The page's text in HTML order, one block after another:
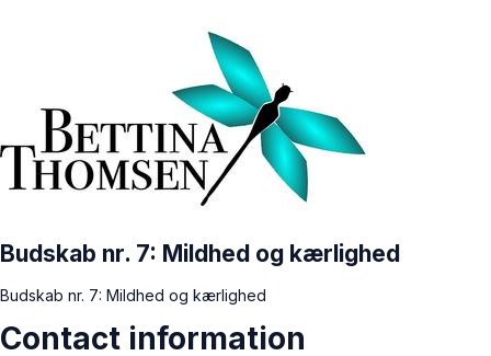
Budskab nr. 7: Mildhed og kærlighed
Budskab nr. 7: Mildhed og kærlighed
Contact information